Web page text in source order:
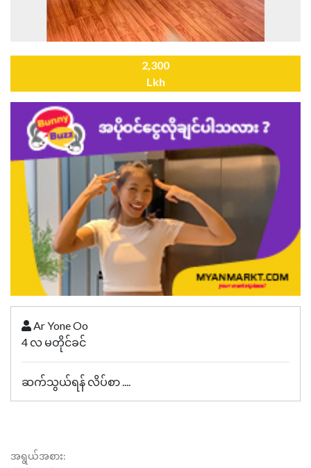
2,300
Lkh
Ar Yone Oo
4 လ မတိုင်ခင်
ဆက်သွယ်ရန် လိပ်စာ ....
အရွယ်အစား: